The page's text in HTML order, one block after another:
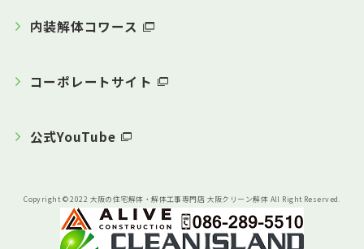
内装解体コワース
コーポレートサイト
公式YouTube
Copyright © 2022 大阪の住宅解体・解体工事専門店 大阪クリーン解体 All Right Reserved.